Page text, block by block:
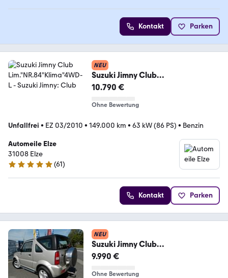
Kontakt Parken
NEU
Suzuki Jimny Club
Lim."NR.84"Klima"4WD-L
10.790 €
Ohne Bewertung
Unfallfrei • EZ 03/2010 • 149.000 km • 63 kW (86 PS) • Benzin
Automeile Elze
31008 Elze
5 Sterne
(61)
Kontakt Parken
NEU
Suzuki Jimny Club
Cabrio*NR.25*Klima*AHK*ALU
9.990 €
Ohne Bewertung